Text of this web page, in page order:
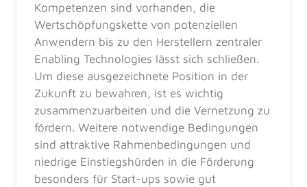
Kom­petenzen sind vorhanden, die
Wertschöpfungskette von potenziellen
Anwendern bis zu den Herstellern zentraler
Enabling Technologies lässt sich schließen.
Um diese ausgezeichnete Position in der
Zukunft zu bewahren, ist es wichtig
zusammenzuarbeiten und die Vernetzung zu
fördern. Weitere notwendige Bedingungen
sind attraktive Rahmenbedingungen und
niedrige Einstiegshürden in die Förderung
besonders für Start-ups sowie gut